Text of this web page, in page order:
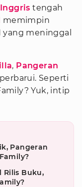
tengah
memimpin
meninggal
, Pangeran
Seperti
Yuk, intip
Pangeran
Rilis Buku,